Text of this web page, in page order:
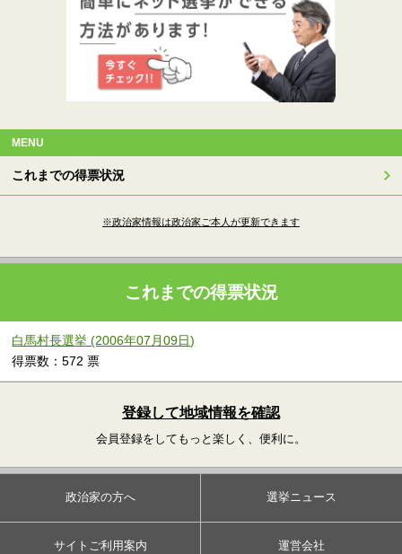
MENU
これまでの得票状況
※政治家情報は政治家ご本人が更新できます
これまでの得票状況
白馬村長選挙 (2006年07月09日)
得票数：572 票
登録して地域情報を確認
会員登録をしてもっと楽しく、便利に。
政治家の方へ 選挙ニュース
サイトご利用案内 運営会社